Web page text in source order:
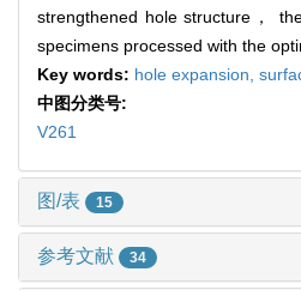
strengthened hole structure，
specimens processed with the
Key words: hole expansion,
中图分类号:
V261
图/表 15
参考文献 34